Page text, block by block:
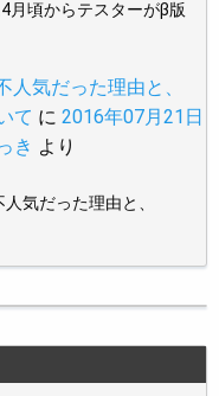
月頃からテスターがβ版
気だった理由と、
て に 2016年07月21日
き より
気だった理由と、